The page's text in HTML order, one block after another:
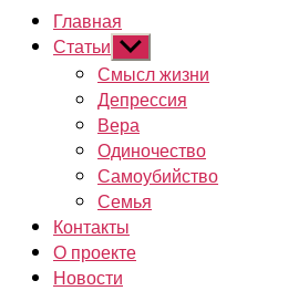
Главная
Статьи Показывать
подменю
Смысл жизни
Депрессия
Вера
Одиночество
Самоубийство
Семья
Контакты
О проекте
Новости